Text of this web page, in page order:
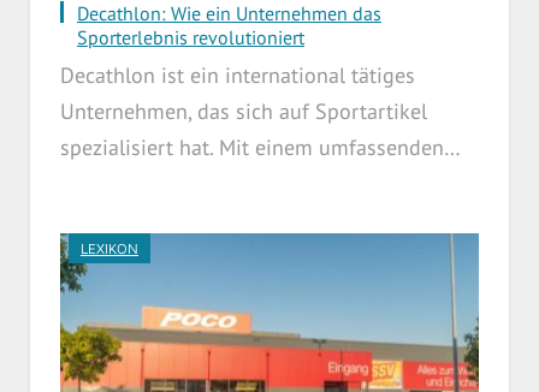
Decathlon: Wie ein Unternehmen das
Sporterlebnis revolutioniert
Decathlon ist ein international tätiges
Unternehmen, das sich auf Sportartikel
spezialisiert hat. Mit einem umfassenden…
LEXIKON